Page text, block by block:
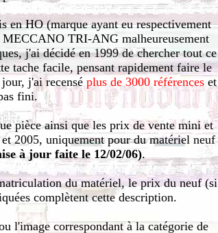
en HO (marque ayant eu respectivement
TRI-ANG malheureusement
j'ai décidé en 1999 de chercher tout ce
tache facile, pensant rapidement faire le
j'ai recensé plus de 3000 références et
fini.
pièce ainsi que les prix de vente mini et
2005, uniquement pour du matériel neuf
à jour faite le 12/02/06).
du matériel, le prix du neuf (si
complètent cette description.
l'image correspondant à la catégorie de